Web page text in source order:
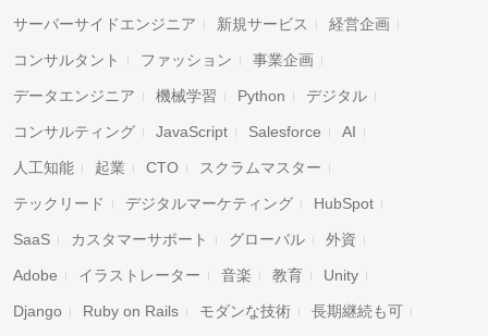
サーバーサイドエンジニア 新規サービス 経営企画
コンサルタント ファッション 事業企画
データエンジニア 機械学習 Python デジタル
コンサルティング JavaScript Salesforce AI
人工知能 起業 CTO スクラムマスター
テックリード デジタルマーケティング HubSpot
SaaS カスタマーサポート グローバル 外資
Adobe イラストレーター 音楽 教育 Unity
Django Ruby on Rails モダンな技術 長期継続も可